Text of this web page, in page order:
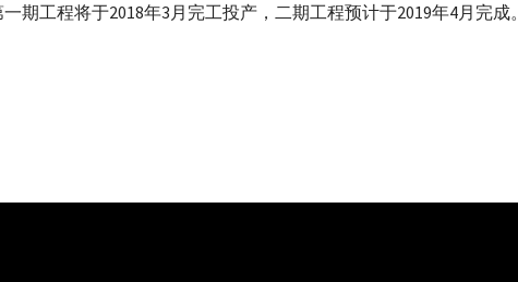
工程将于2018年3月完工投产，二期工程预计于2019年4月完成。